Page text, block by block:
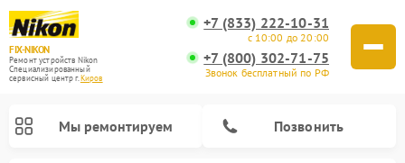
FIX-NIKON
Ремонт устройств Nikon
Специализированный
cервисный центр г.Киров
+7 (833) 222-10-31
с 10:00 до 20:00
+7 (800) 302-71-75
Звонок бесплатный по РФ
Мы ремонтируем Позвонить